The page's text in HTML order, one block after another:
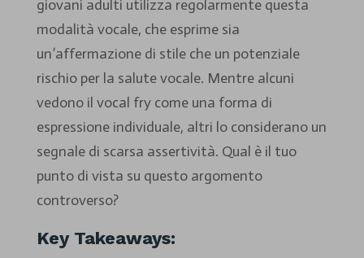
giovani adulti utilizza regolarmente questa
modalità vocale, che esprime sia
un’affermazione di stile che un potenziale
rischio per la salute vocale. Mentre alcuni
vedono il vocal fry come una forma di
espressione individuale, altri lo considerano un
segnale di scarsa assertività. Qual è il tuo
punto di vista su questo argomento
controverso?
Key Takeaways: